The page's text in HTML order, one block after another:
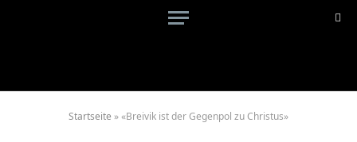
Startseite »«Breivik ist der Gegenpol zu Christus»